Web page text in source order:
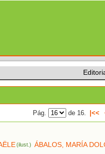
Pág. de 16. |<<
(ilust.) ÁBALOS, MARÍA